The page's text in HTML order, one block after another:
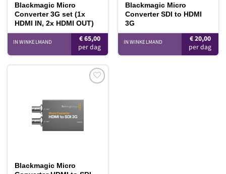
Blackmagic Micro
Converter 3G set (1x
HDMI IN, 2x HDMI OUT)
€65,00
IN WINKELMAND
Blackmagic Micro
Converter SDI to HDMI
3G
€20,00
IN WINKELMAND
Toevoegen
verlanglijst
Blackmagic Micro